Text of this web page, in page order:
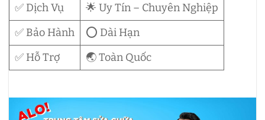
✅ Dịch Vụ
🌟 Uy Tín – Chuyên Nghiệp
✅ Bảo Hành
⭕ Dài Hạn
✅ Hỗ Trợ
🌏 Toàn Quốc